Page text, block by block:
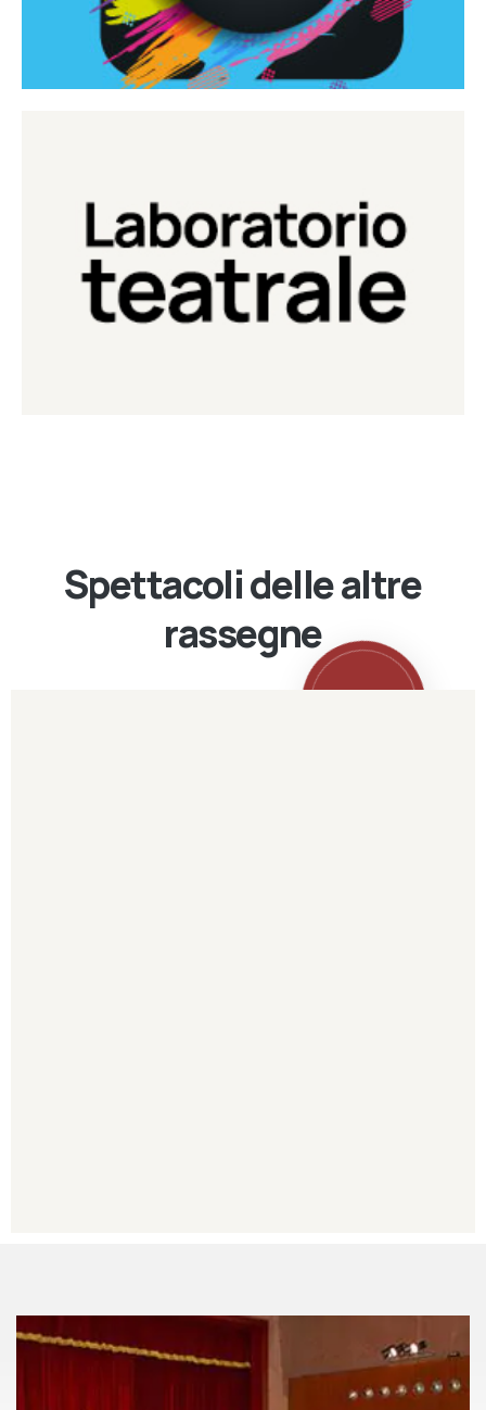
Laboratorio Teatrale
Laboratorio di teatro del Teatro Eduardo de Filippo
Continua
Spettacoli delle altre
rassegne